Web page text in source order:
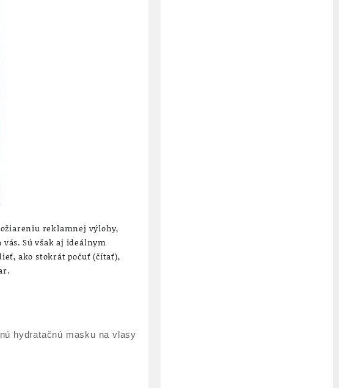
reklamnej výlohy,
Sú však aj ideálnym
ako stokrát počuť (čítať),
hydratačnú masku na vlasy